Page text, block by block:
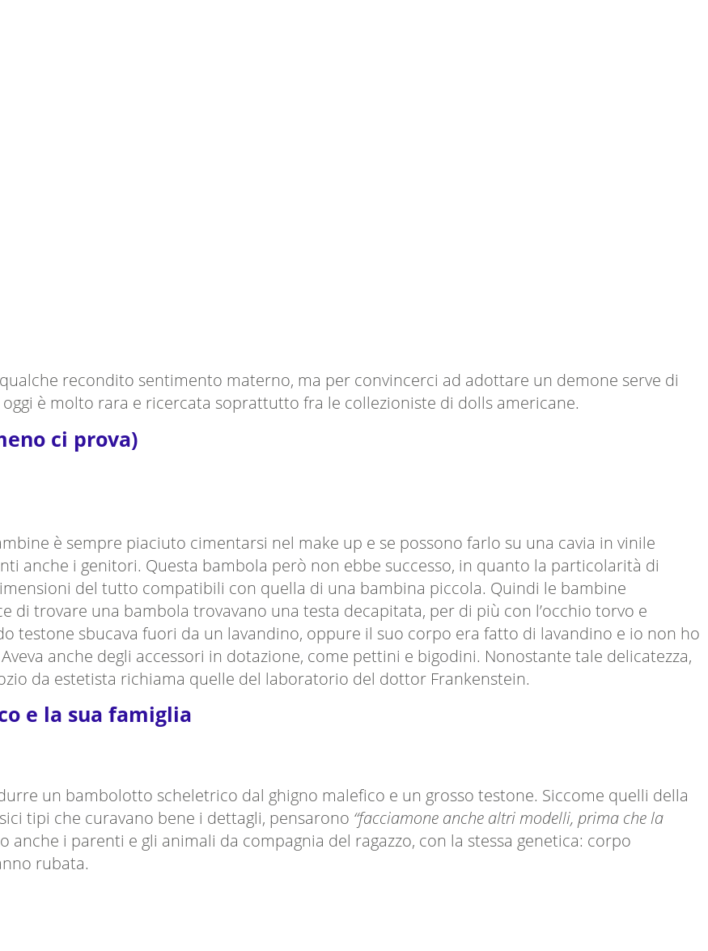
recondito sentimento materno, ma per convincerci ad adottare un demone serve di
è molto rara e ricercata soprattutto fra le collezioniste di dolls americane.
ci prova)
è sempre piaciuto cimentarsi nel make up e se possono farlo su una cavia in vinile
anche i genitori. Questa bambola però non ebbe successo, in quanto la particolarità di
del tutto compatibili con quella di una bambina piccola. Quindi le bambine
di trovare una bambola trovavano una testa decapitata, per di più con l’occhio torvo e
testone sbucava fuori da un lavandino, oppure il suo corpo era fatto di lavandino e io non ho
anche degli accessori in dotazione, come pettini e bigodini. Nonostante tale delicatezza,
da estetista richiama quelle del laboratorio del dottor Frankenstein.
e la sua famiglia
un bambolotto scheletrico dal ghigno malefico e un grosso testone. Siccome quelli della
tipi che curavano bene i dettagli, pensarono “facciamone anche altri modelli, prima che la
anche i parenti e gli animali da compagnia del ragazzo, con la stessa genetica: corpo
rubata.